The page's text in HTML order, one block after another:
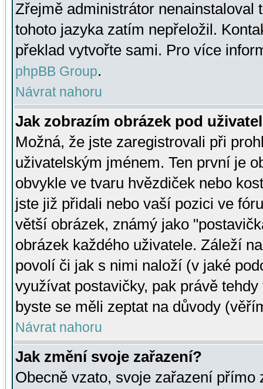
Zřejmě administrátor nenainstaloval
tohoto jazyka zatím nepřeložil.
překlad vytvořte sami. Pro více
phpBB Group.
Návrat nahoru
Jak zobrazím obrázek pod
Možná, že jste zaregistrovali při
uživatelským jménem. Ten první je
obvykle ve tvaru hvězdiček nebo
jste již přidali nebo vaší pozici ve
větší obrázek, známý jako
obrázek každého uživatele. Záleží
povolí či jak s nimi naloží (v jaké
využívat postavičky, pak právě
byste se měli zeptat na důvody
Návrat nahoru
Jak změní svoje zařazení?
Obecně vzato, svoje zařazení přímo